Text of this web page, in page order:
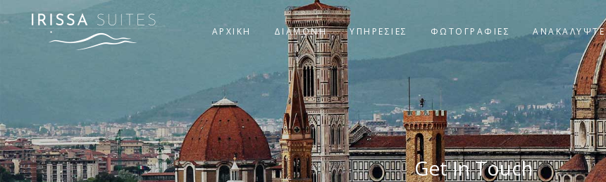
ΑΡΧΙΚΗ ΔΙΑΜΟΝΗ ΥΠΗΡΕΣΙΕΣ ΦΩΤΟΓΡΑΦΊΕΣ ΑΝΑΚΑΛΥΨΤΕ
Get In Touch